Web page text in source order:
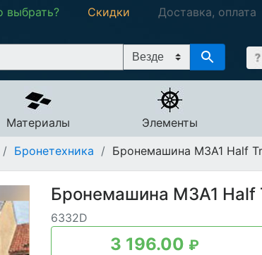
выбрать? Скидки Доставка, оплата
Материалы
Элементы
/ Бронетехника / Бронемашина M3A1 Half
Бронемашина M3A1 Half
6332D
3 196.00 ₽